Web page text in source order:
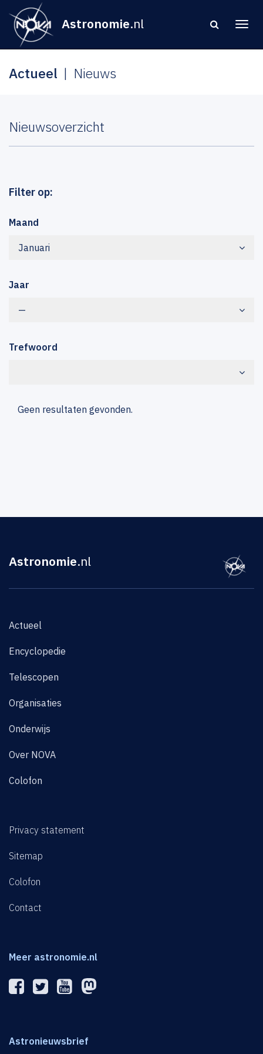
Astronomie.nl
Actueel Nieuws
Nieuwsoverzicht
Filter op:
Maand
Januari
Jaar
—
Trefwoord
Geen resultaten gevonden.
Astronomie.nl
Actueel
Encyclopedie
Telescopen
Organisaties
Onderwijs
Over NOVA
Colofon
Privacy statement
Sitemap
Colofon
Contact
Meer astronomie.nl
Astronieuwsbrief